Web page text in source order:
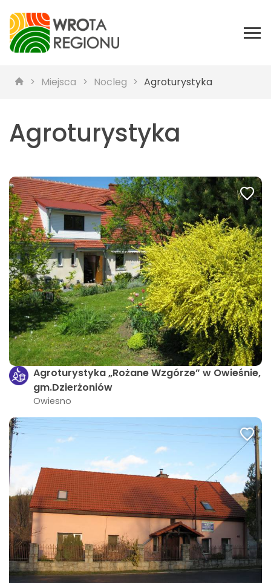
Miejsca Nocleg Agroturystyka
Agroturystyka
Agroturystyka „Rożane Wzgórze” w Owieśnie,
gm.Dzierżoniów
Owiesno